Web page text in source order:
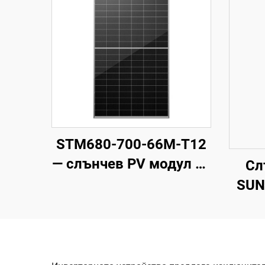
STM680-700-66M-T12
— слънчев PV модул от